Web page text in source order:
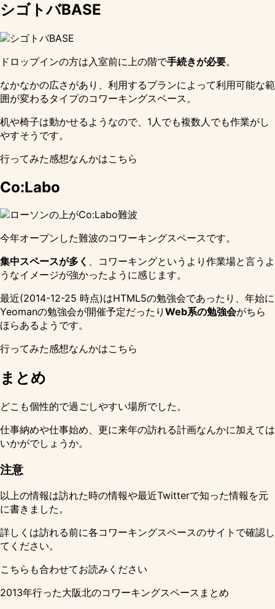
シゴトバBASE
ドロップインの方は入室前に上の階で手続きが必要。
なかなかの広さがあり、利用するプランによって利用可能な範
囲が変わるタイプのコワーキングスペース。
机や椅子は動かせるようなので、1人でも複数人でも作業がし
やすそうです。
行ってみた感想なんかはこちら
Co:Labo
今年オープンした難波のコワーキングスペースです。
集中スペースが多く 、コワーキングというより作業場と言うよ
うなイメージが強かったように感じます。
最近(2014-12-25 時点)はHTML5の勉強会であったり、年始に
Yeomanの勉強会が開催予定だったり Web系の勉強会がちら
ほらあるようです。
行ってみた感想なんかはこちら
まとめ
どこも個性的で過ごしやすい場所でした。
仕事納めや仕事始め、更に来年の訪れる計画なんかに加えては
いかがでしょうか。
注意
以上の情報は訪れた時の情報や最近Twitterで知った情報を元
に書きました。
詳しくは訪れる前に各コワーキングスペースのサイトで確認し
てください。
こちらも合わせてお読みください
2013年行った大阪北のコワーキングスペースまとめ